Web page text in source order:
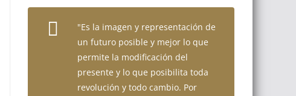
"Es la imagen y representación de
un futuro posible y mejor lo que
permite la modificación del
presente y lo que posibilita toda
revolución y todo cambio. Por